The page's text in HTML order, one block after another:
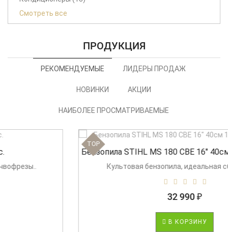
Смотреть все
ПРОДУКЦИЯ
РЕКОМЕНДУЕМЫЕ ЛИДЕРЫ ПРОДАЖ
НОВИНКИ АКЦИИ
НАИБОЛЕЕ ПРОСМАТРИВАЕМЫЕ
Бензопила STIHL MS 180 CBE 16" 40см 1,3-3/8-55зв,
Культовая бензопила, идеальная сбалансир..